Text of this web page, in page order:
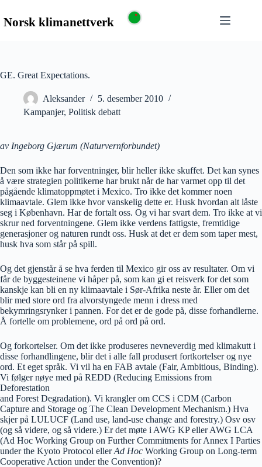
GE. Great Expectations.
Aleksander
5. desember 2010
Kampanjer, Politisk debatt
av Ingeborg Gjærum (Naturvernforbundet)
Den som ikke har forventninger, blir heller ikke skuffet. Det kan synes
å være strategien politikerne har brukt når de har varmet opp til det
pågående klimatoppmøtet i Mexico. Tro ikke det kommer noen
klimaavtale. Glem ikke hvor vanskelig dette er. Husk hvordan alt låste
seg i København. Har de fortalt oss. Og vi har svart dem. Tro ikke at vi
skrur ned forventningene. Glem ikke verdens fattigste, fremtidige
generasjoner og naturen rundt oss. Husk at det er dem som taper mest,
husk hva som står på spill.
Og det gjenstår å se hva ferden til Mexico gir oss av resultater. Om vi
får de byggesteinene vi håper på, som kan gi et reisverk for det som
kanskje kan bli en ny klimaavtale i Sør-Afrika neste år. Eller om det
blir med store ord fra alvorstyngede menn i dress med
bekymringsrynker i pannen. For det er de gode på, disse forhandlerne.
Å fortelle om problemene, ord på ord på ord.
Og forkortelser. Om det ikke produseres nevneverdig med klimakutt i
disse forhandlingene, blir det i alle fall produsert fortkortelser og nye
ord. Et eget språk. Vi vil ha en FAB avtale (Fair, Ambitious, Binding).
Vi følger nøye med på REDD (Reducing Emissions from
Deforestation
and Forest Degradation). Vi krangler om CCS i CDM (Carbon
Capture and Storage og The Clean Development Mechanism.) Hva
skjer på LULUCF (Land use, land-use change and forestry.) Osv osv
(og så videre, og så videre.) Er det møte i AWG KP eller AWG LCA
(Ad Hoc Working Group on Further Commitments for Annex I Parties
under the Kyoto Protocol ellerAd Hoc Working Group on Long-term
Cooperative Action under the Convention)?